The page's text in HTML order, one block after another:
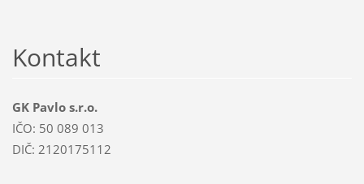
Kontakt
GK Pavlo s.r.o.
IČO: 50 089 013
DIČ: 2120175112